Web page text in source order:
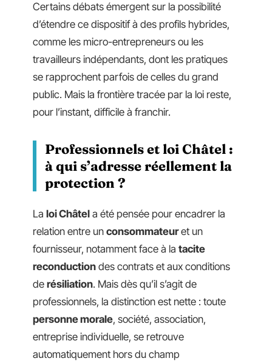
Certains débats émergent sur la possibilité
d’étendre ce dispositif à des profils hybrides,
comme les micro-entrepreneurs ou les
travailleurs indépendants, dont les pratiques
se rapprochent parfois de celles du grand
public. Mais la frontière tracée par la loi reste,
pour l’instant, difficile à franchir.
Professionnels et loi Châtel :
à qui s’adresse réellement la
protection ?
La loi Châtel a été pensée pour encadrer la
relation entre un consommateuret un
fournisseur, notamment face à la tacite
reconduction des contrats et aux conditions
de résiliation. Mais dès qu’il s’agit de
professionnels, la distinction est nette : toute
personne morale, société, association,
entreprise individuelle, se retrouve
automatiquement hors du champ